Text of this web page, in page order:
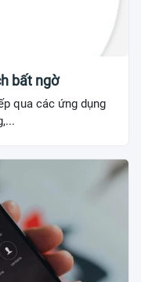
bất ngờ
qua các ứng dụng